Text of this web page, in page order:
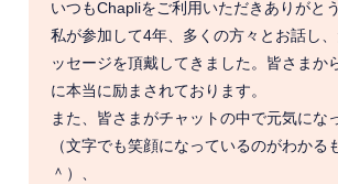
いつもChapliをご利用いただきありがと
私が参加して4年、多くの方々とお話し
ッセージを頂戴してきました。皆さまか
に本当に励まされております。
また、皆さまがチャットの中で元気にな
（文字でも笑顔になっているのがわかる
＾）、